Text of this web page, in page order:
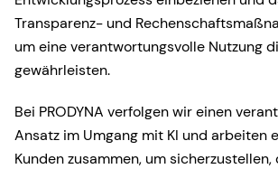
Transparenz- und
um eine verantwortungsvolle Nutzung
gewährleisten.
Bei PRODYNA verfolgen wir einen
Ansatz im Umgang mit KI und arbeiten
Kunden zusammen, um sicherzustellen,